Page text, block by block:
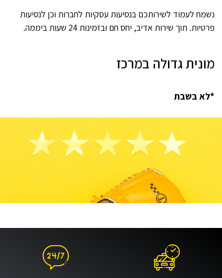
נשמח לעמוד לשירותכם בנסיעות עסקיות לחברות וכן לנסיעות
פרטיות. תוך שירות אדיב, יחס חם ובזמינות 24 שעות ביממה.
מונית גדולה במרכז
*לא בשבת